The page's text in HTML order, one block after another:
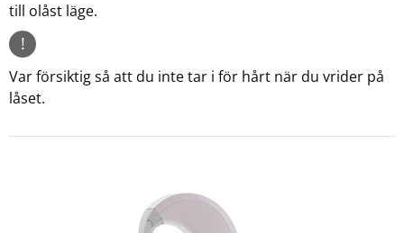
till olåst läge.
!
Var försiktig så att du inte tar i för hårt när du vrider på
låset.